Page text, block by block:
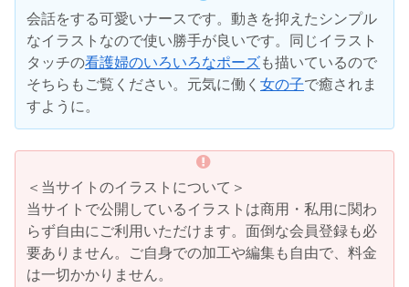
会話をする可愛いナースです。動きを抑えたシンプル
なイラストなので使い勝手が良いです。同じイラスト
タッチの看護婦のいろいろなポーズ も描いているので
そちらもご覧ください。元気に働く 女の子で癒されま
すように。
＜当サイトのイラストについて＞
当サイトで公開しているイラストは商用・私用に関わ
らず自由にご利用いただけます。面倒な会員登録も必
要ありません。ご自身での加工や編集も自由で、料金
は一切かかりません。